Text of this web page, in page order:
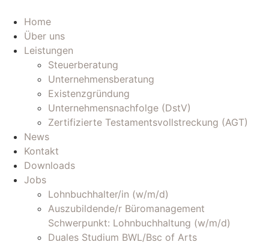
Inhalt
wechseln
Home
Über uns
Leistungen
Steuerberatung
Unternehmensberatung
Existenzgründung
Unternehmensnachfolge (DstV)
Zertifizierte Testamentsvollstreckung (AGT)
News
Kontakt
Downloads
Jobs
Lohnbuchhalter/in (w/m/d)
Auszubildende/r Büromanagement
Schwerpunkt: Lohnbuchhaltung (w/m/d)
Duales Studium BWL/Bsc of Arts